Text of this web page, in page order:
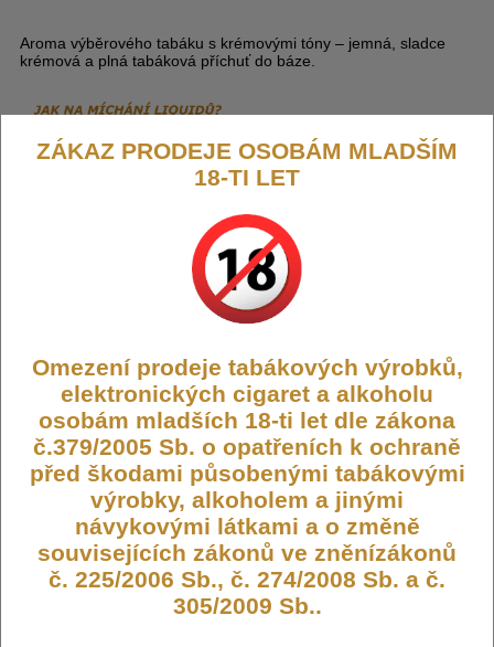
Aroma výběrového tabáku s krémovými tóny – jemná, sladce
krémová a plná tabáková příchuť do báze.
Drifter (GB)
FLAVOR-DRIFTER-6-CRTOB
185,- KČ
DO KOŠÍKU
Příchuť Drifter Bar Juice S&V 6ml
Cream Tobacco
ZÁKAZ PRODEJE OSOBÁM MLADŠÍM
18-TI LET
Omezení prodeje tabákových výrobků,
elektronických cigaret a alkoholu
osobám mladších 18-ti let dle zákona
č.379/2005 Sb. o opatřeních k ochraně
před škodami působenými tabákovými
výrobky, alkoholem a jinými
návykovými látkami a o změně
souvisejících zákonů ve zněnízákonů
č. 225/2006 Sb., č. 274/2008 Sb. a č.
305/2009 Sb..